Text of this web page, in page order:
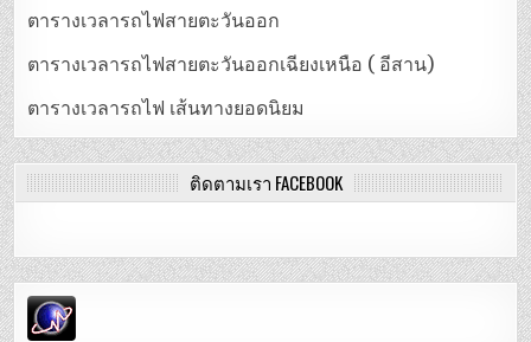
ตารางเวลารถไฟสายตะวันออก
ตารางเวลารถไฟสายตะวันออกเฉียงเหนือ ( อีสาน)
ตารางเวลารถไฟ เส้นทางยอดนิยม
ติดตามเรา FACEBOOK